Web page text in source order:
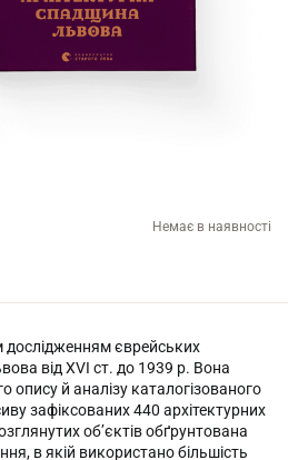
Немає в наявності
єврейських
від XVI ст. до 1939 р. Вона
опису й аналізу каталогізованого
зафіксованих 440 архітектурних
об’єктів обґрунтована
в якій використано більшість